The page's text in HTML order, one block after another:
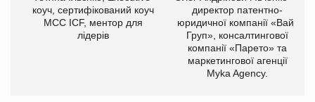
коуч, сертифікований коуч
МСС ICF, ментор для
лідерів
директор патентно-
юридичної компанії «Вайз
Груп», консалтингової
компанії «Парето» та
маркетингової агенції
Myka Agency.